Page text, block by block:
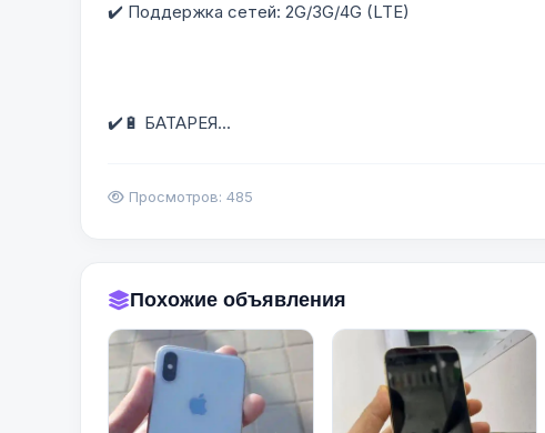
✔️ Поддержка сетей: 2G/3G/4G (LTE)
✔️🔋 БАТАРЕЯ...
Просмотров: 485
Похожие объявления